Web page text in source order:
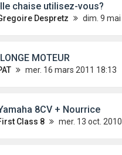
chaise utilisez-vous?
Despretz dim. 9 mai 2010 09:27
MOTEUR
mer. 16 mars 2011 18:13
8CV + Nourrice
Class 8 mer. 13 oct. 2010 00:41